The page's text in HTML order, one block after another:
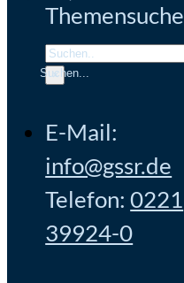
Themensuche
Search
×
E-Mail:
info@gssr.de
Telefon:0221
39924-0